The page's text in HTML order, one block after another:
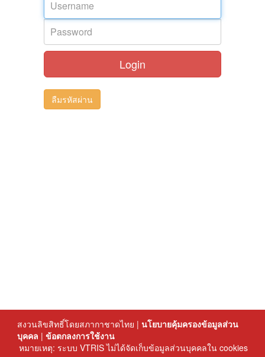
Login
ลืมรหัสผ่าน
สงวนลิขสิทธิ์โดยสภากาชาดไทย | นโยบายคุ้มครองข้อมูลส่วน
บุคคล | ข้อตกลงการใช้งาน
หมายเหตุ: ระบบ VTRIS ไม่ได้จัดเก็บข้อมูลส่วนบุคคลใน cookies